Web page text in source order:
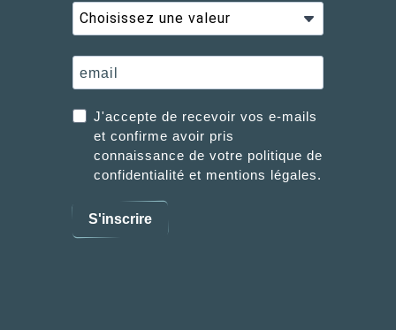
J'accepte de recevoir vos e-mails
et confirme avoir pris
connaissance de votre politique de
confidentialité et mentions légales.
S'inscrire